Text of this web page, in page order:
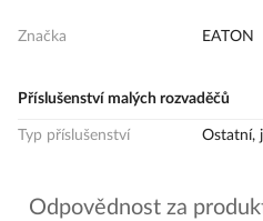
Značka EATON
Příslušenství malých rozvaděčů
Typ příslušenství Ostatní,
Odpovědnost za